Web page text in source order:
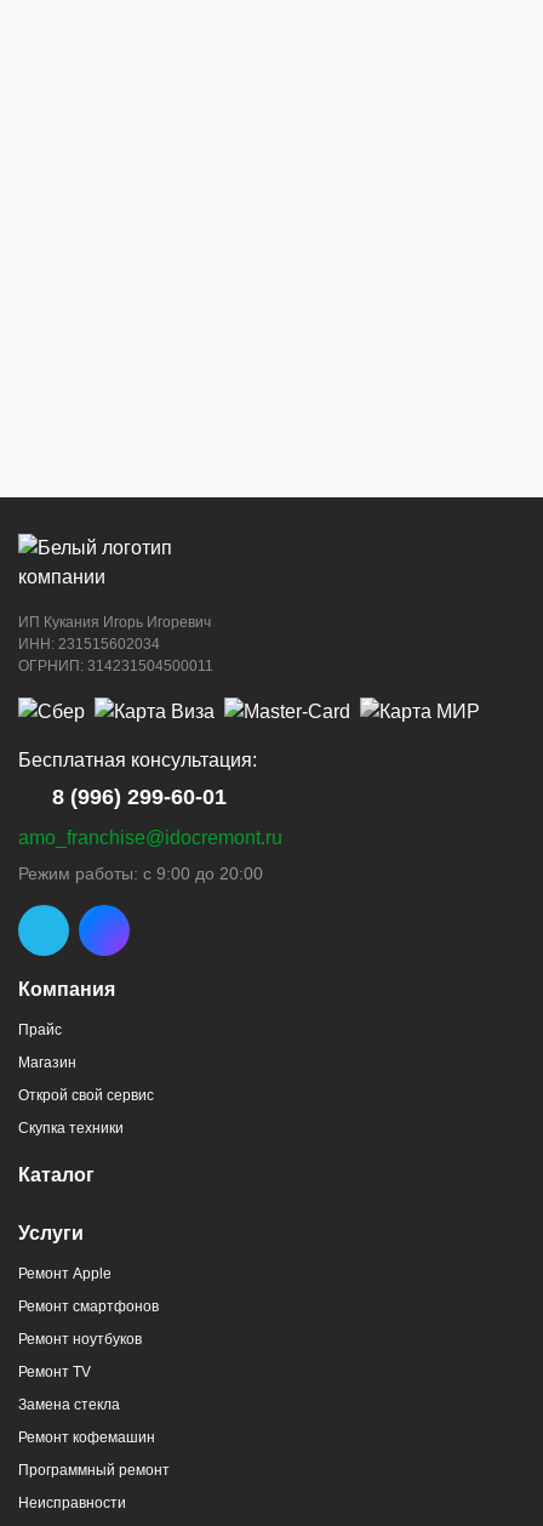
ИП Кукания Игорь Игоревич
ИНН: 231515602034
ОГРНИП: 314231504500011
Компания
Прайс
Магазин
Открой свой сервис
Скупка техники
Каталог
Услуги
Ремонт Apple
Ремонт смартфонов
Ремонт ноутбуков
Ремонт TV
Замена стекла
Ремонт кофемашин
Программный ремонт
Неисправности
Бесплатная консультация:
8 (996) 299-60-01
amo_franchise@idocremont.ru
Режим работы: с 9:00 до 20:00